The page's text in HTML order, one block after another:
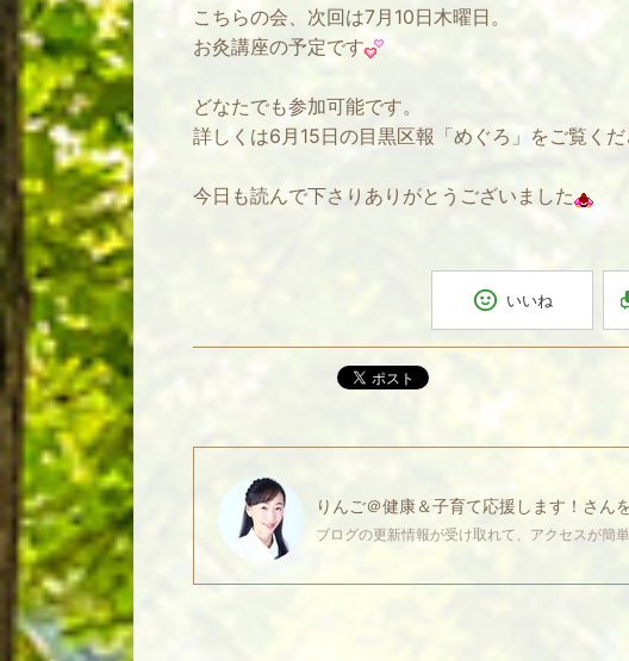
こちらの会、次回は7月10日木曜日。
お灸講座の予定です
どなたでも参加可能です。
詳しくは6月15日の目黒区報「めぐろ」をご覧くだ
今日も読んで下さりありがとうございました
いいね
ポスト
りんご＠健康＆子育て応援します！ さん
ブログの更新情報が受け取れて、アクセスが簡